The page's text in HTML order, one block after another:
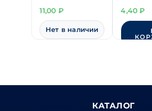
8.8 М4х50 мм
цинк с неполной
резьбой
11,00 ₽
Нет в наличии
8.8
цинк с
резьбой
4,40₽
КАТАЛОГ